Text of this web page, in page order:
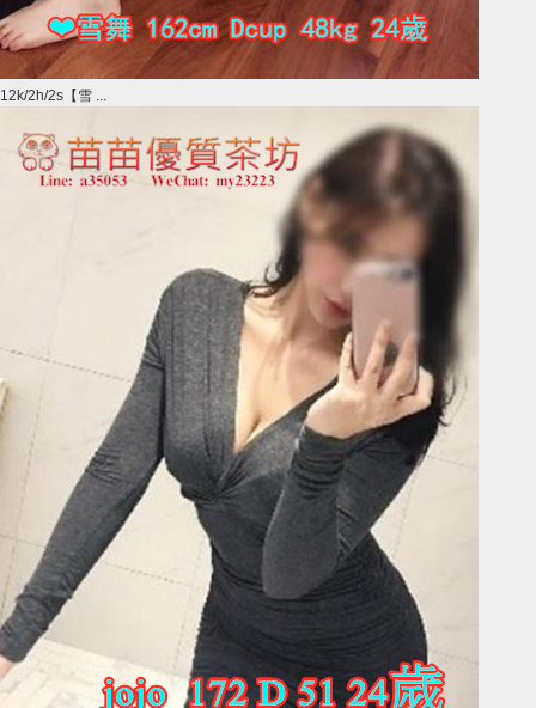
12k/2h/2s【雪 ...